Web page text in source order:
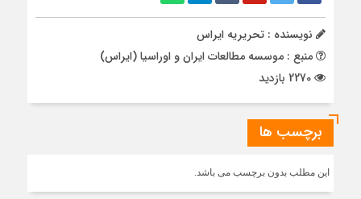
نویسنده : تحریریه ایراس
منبع : موسسه مطالعات ایران و اوراسیا (ایراس)
برچسب ها
این مطلب بدون برچسب می باشد.